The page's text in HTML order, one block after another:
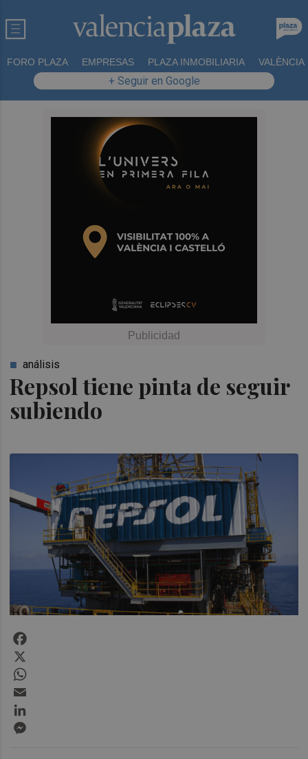
FORO PLAZA EMPRESAS PLAZA INMOBILIARIA VALÈNCIA
+ Seguir en Google
Repsol tiene pinta de seguir
subiendo
análisis